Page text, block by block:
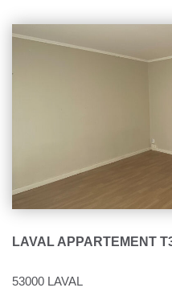
locataire 520 € TTC Si vous
notre site, cliquer sur l'onglet
nous transmettre votre
LAVAL APPARTEMENT
53000 LAVAL